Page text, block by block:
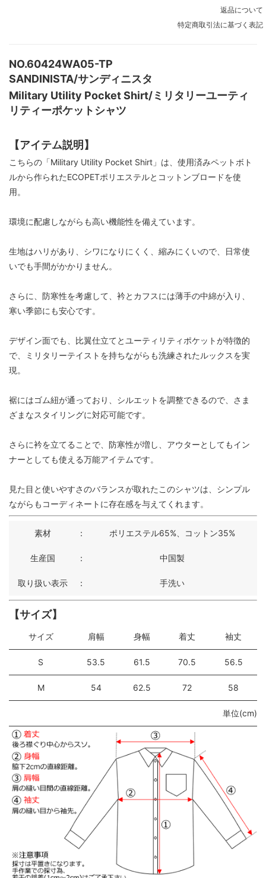
返品について
特定商取引法に基づく表記
NO.60424WA05-TP
SANDINISTA/サンディニスタ
Military Utility Pocket Shirt/ミリタリーユーティ
リティーポケットシャツ
【アイテム説明】
こちらの「Military Utility Pocket Shirt」は、使用済みペットボト
ルから作られたECOPETポリエステルとコットンブロードを使
用。
環境に配慮しながらも高い機能性を備えています。
生地はハリがあり、シワになりにくく、縮みにくいので、日常使
いでも手間がかかりません。
さらに、防寒性を考慮して、衿とカフスには薄手の中綿が入り、
寒い季節にも安心です。
デザイン面でも、比翼仕立てとユーティリティポケットが特徴的
で、ミリタリーテイストを持ちながらも洗練されたルックスを実
現。
裾にはゴム紐が通っており、シルエットを調整できるので、さま
ざまなスタイリングに対応可能です。
さらに衿を立てることで、防寒性が増し、アウターとしてもイン
ナーとしても使える万能アイテムです。
見た目と使いやすさのバランスが取れたこのシャツは、シンプル
ながらもコーディネートに存在感を与えてくれます。
素材 ： ポリエステル65%、コットン35%
生産国 ： 中国製
取り扱い表示 ： 手洗い
【サイズ】
サイズ 肩幅 身幅 着丈 袖丈
S 53.5 61.5 70.5 56.5
M 54 62.5 72 58
単位(cm)